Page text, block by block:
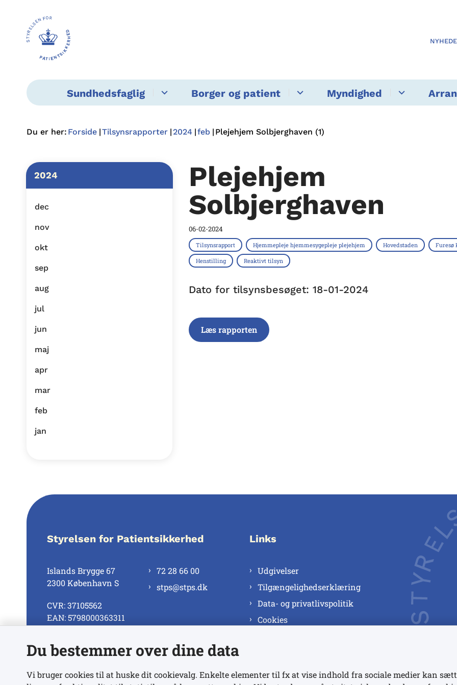
Sundhedsfaglig Borger og patient Myndighed
Du er her: Forside Tilsynsrapporter 2024 feb Plejehjem Solbjerghaven (1)
2024
dec
nov
okt
sep
aug
jul
jun
maj
apr
mar
feb
jan
Plejehjem
Solbjerghaven
06-02-2024
Tilsynsrapport Hjemmepleje hjemmesygepleje plejehjem Hovedstaden Furesø
Henstilling Reaktivt tilsyn
Dato for tilsynsbesøget: 18-01-2024
Læs rapporten
Styrelsen for Patientsikkerhed
Islands Brygge 67
2300 København S
CVR: 37105562
EAN: 5798000363311
72 28 66 00
stps@stps.dk
Se alle kontaktnumre
Links
Udgivelser
Tilgængelighedserklæring
Data- og privatlivspolitik
Cookies
Du bestemmer over dine data
Vi bruger cookies til at huske dit cookievalg. Enkelte elementer til fx at vise indhold fra sociale medier kan